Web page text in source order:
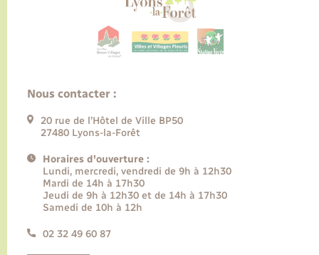
Nous contacter :
20 rue de l’Hôtel de Ville BP50
27480 Lyons-la-Forêt
Horaires d'ouverture :
Lundi, mercredi, vendredi de 9h à 12h30
Mardi de 14h à 17h30
Jeudi de 9h à 12h30 et de 14h à 17h30
Samedi de 10h à 12h
02 32 49 60 87